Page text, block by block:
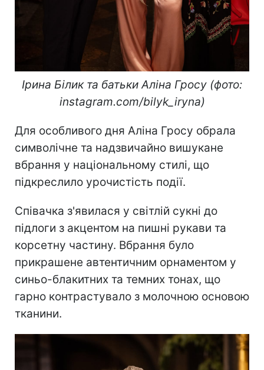
Ірина Білик та батьки Аліна Гросу (фото:
instagram.com/bilyk_iryna)
Для особливого дня Аліна Гросу обрала
символічне та надзвичайно вишукане
вбрання у національному стилі, що
підкреслило урочистість події.
Співачка з'явилася у світлій сукні до
підлоги з акцентом на пишні рукави та
корсетну частину. Вбрання було
прикрашене автентичним орнаментом у
синьо-блакитних та темних тонах, що
гарно контрастувало з молочною основою
тканини.